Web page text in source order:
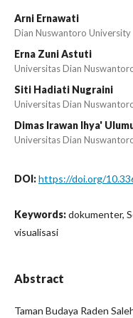
Arni Ernawati
Dian Nuswantoro University
Erna Zuni Astuti
Universitas Dian
Siti Hadiati Nugraini
Universitas Dian
Dimas Irawan Ihya'
Universitas Dian
DOI:https://doi.org/
Keywords:dokumenter,
visualisasi
Abstract
Taman Budaya Raden